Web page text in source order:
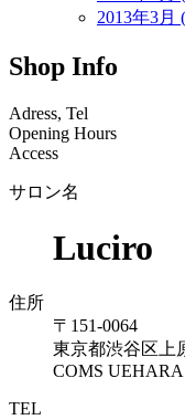
2013年3月
Shop Info
Adress, Tel
Opening Hours
Access
サロン名
Luciro
住所
〒151-0064
東京都渋谷区上
COMS UEHARA
TEL